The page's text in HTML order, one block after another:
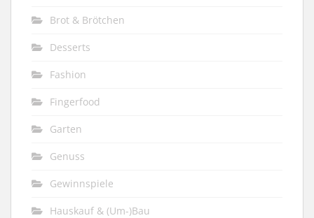
Brot & Brötchen
Desserts
Fashion
Fingerfood
Garten
Genuss
Gewinnspiele
Hauskauf & (Um-)Bau